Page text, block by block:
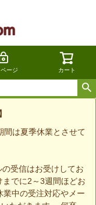
ージ カート
間は夏季休業とさせて
受信はお受けしてお
でに2～3週間ほどお
中の受注対応やメー